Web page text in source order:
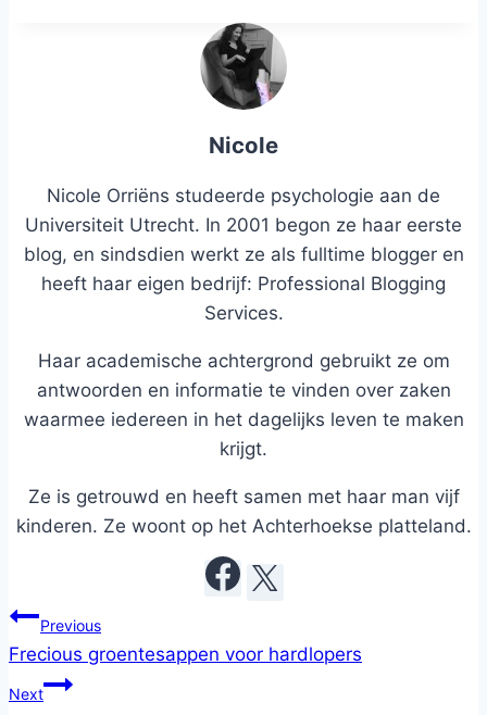
Nicole
Nicole Orriëns studeerde psychologie aan de
Universiteit Utrecht. In 2001 begon ze haar eerste
blog, en sindsdien werkt ze als fulltime blogger en
heeft haar eigen bedrijf: Professional Blogging
Services.
Haar academische achtergrond gebruikt ze om
antwoorden en informatie te vinden over zaken
waarmee iedereen in het dagelijks leven te maken
krijgt.
Ze is getrouwd en heeft samen met haar man vijf
kinderen. Ze woont op het Achterhoekse platteland.
Post
navigation
Previous
Frecious groentesappen voor hardlopers
Next